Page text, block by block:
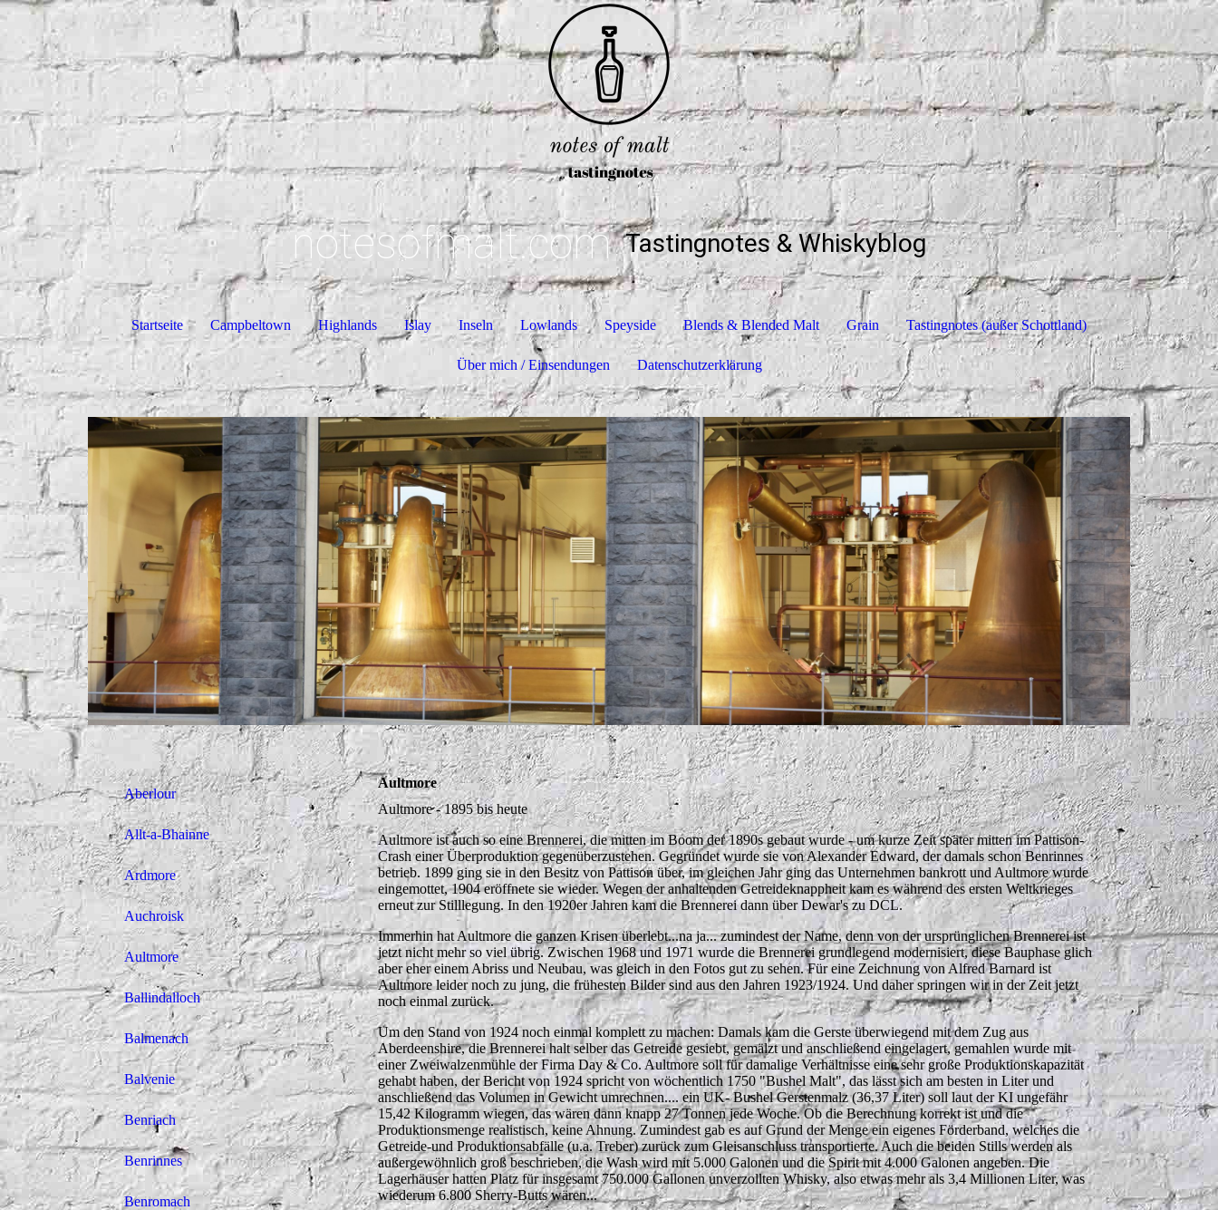
notesofmalt.com Tastingnotes & Whiskyblog
Startseite Campbeltown Highlands Islay Inseln Lowlands Speyside Blends & Blended Malt Grain Tastingnotes (außer Schottland)
Über mich / Einsendungen Datenschutzerklärung
Aberlour
Allt-a-Bhainne
Ardmore
Auchroisk
Aultmore
Ballindalloch
Balmenach
Balvenie
Benriach
Benrinnes
Benromach
Aultmore
Aultmore - 1895 bis heute
Aultmore ist auch so eine Brennerei, die mitten im Boom der 1890s gebaut wurde - um kurze Zeit später mitten im Pattison-
Crash einer Überproduktion gegenüberzustehen. Gegründet wurde sie von Alexander Edward, der damals schon Benrinnes
betrieb. 1899 ging sie in den Besitz von Pattison über, im gleichen Jahr ging das Unternehmen bankrott und Aultmore wurde
eingemottet, 1904 eröffnete sie wieder. Wegen der anhaltenden Getreideknappheit kam es während des ersten Weltkrieges
erneut zur Stilllegung. In den 1920er Jahren kam die Brennerei dann über Dewar's zu DCL.
Immerhin hat Aultmore die ganzen Krisen überlebt...na ja... zumindest der Name, denn von der ursprünglichen Brennerei ist
jetzt nicht mehr so viel übrig. Zwischen 1968 und 1971 wurde die Brennerei grundlegend modernisiert, diese Bauphase glich
aber eher einem Abriss und Neubau, was gleich in den Fotos gut zu sehen. Für eine Zeichnung von Alfred Barnard ist
Aultmore leider noch zu jung, die frühesten Bilder sind aus den Jahren 1923/1924. Und daher springen wir in der Zeit jetzt
noch einmal zurück.
Um den Stand von 1924 noch einmal komplett zu machen: Damals kam die Gerste überwiegend mit dem Zug aus
Aberdeenshire, die Brennerei halt selber das Getreide gesiebt, gemälzt und anschließend eingelagert, gemahlen wurde mit
einer Zweiwalzenmühle der Firma Day & Co. Aultmore soll für damalige Verhältnisse eine sehr große Produktionskapazität
gehabt haben, der Bericht von 1924 spricht von wöchentlich 1750 "Bushel Malt", das lässt sich am besten in Liter und
anschließend das Volumen in Gewicht umrechnen.... ein UK- Bushel Gerstenmalz (36,37 Liter) soll laut der KI ungefähr
15,42 Kilogramm wiegen, das wären dann knapp 27 Tonnen jede Woche. Ob die Berechnung korrekt ist und die
Produktionsmenge realistisch, keine Ahnung. Zumindest gab es auf Grund der Menge ein eigenes Förderband, welches die
Getreide-und Produktionsabfälle (u.a. Treber) zurück zum Gleisanschluss transportierte. Auch die beiden Stills werden als
außergewöhnlich groß beschrieben, die Washwird mit 5.000 Galonen und die Spirit mit 4.000 Galonen angeben. Die
Lagerhäuser hatten Platz für insgesamt 750.000 Gallonen unverzollten Whisky, also etwas mehr als 3,4 Millionen Liter, was
wiederum 6.800 Sherry-Butts wären...